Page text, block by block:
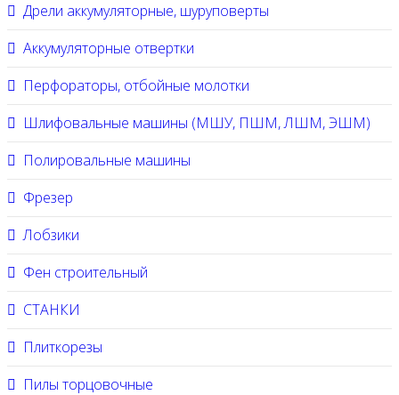
Дрели аккумуляторные, шуруповерты
Аккумуляторные отвертки
Перфораторы, отбойные молотки
Шлифовальные машины (МШУ, ПШМ, ЛШМ, ЭШМ)
Полировальные машины
Фрезер
Лобзики
Фен строительный
СТАНКИ
Плиткорезы
Пилы торцовочные